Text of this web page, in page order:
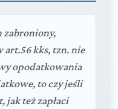
zabroniony,
art.56 kks, tzn. nie
opodatkowania
to czy jeśli
jak też zapłaci